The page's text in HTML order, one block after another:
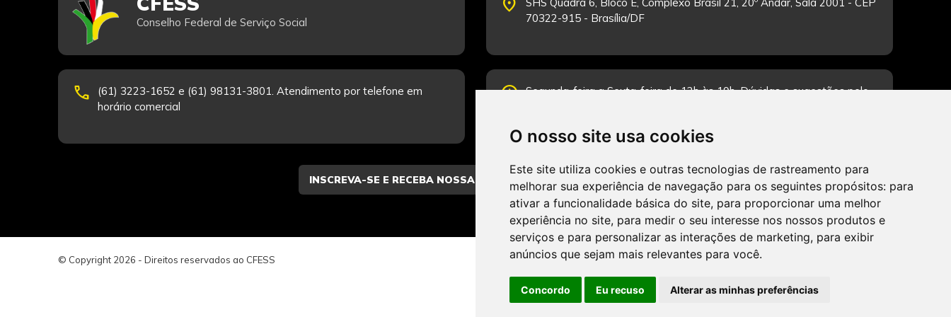
O nosso site usa cookies
Este site utiliza cookies e outras tecnologias de rastreamento para
melhorar sua experiência de navegação para os seguintes propósitos: para
ativar a funcionalidade básica do site, para proporcionar uma melhor
experiência no site, para medir o seu interesse nos nossos produtos e
serviços e para personalizar as interações de marketing, para exibir
anúncios que sejam mais relevantes para você.
Concordo Eu recuso Alterar as minhas preferências
Conselho Federal de Serviço Social
70322-915 - Brasília/DF
phone
(61) 3223-1652 e (61) 98131-3801. Atendimento por telefone em
horário comercial
schedule Segunda-feira a Sexta-feira de 12h às 19h. Dúvidas e sugestões pelo
CADASTRAR
© Copyright 2026 - Direitos reservados ao CFESS